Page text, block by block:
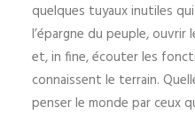
quelques tuyaux inutiles
l’épargne du peuple,
et, in fine, écouter les
connaissent le terrain.
penser le monde par ceux